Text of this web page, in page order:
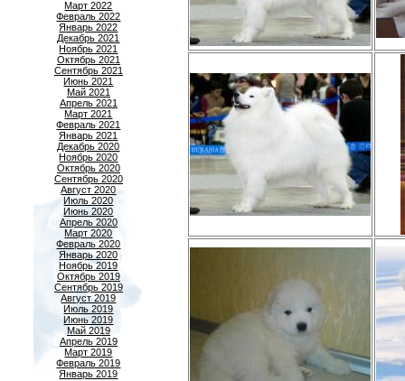
Март 2022
Февраль 2022
Январь 2022
Декабрь 2021
Ноябрь 2021
Октябрь 2021
Сентябрь 2021
Июнь 2021
Май 2021
Апрель 2021
Март 2021
Февраль 2021
Январь 2021
Декабрь 2020
Ноябрь 2020
Октябрь 2020
Сентябрь 2020
Август 2020
Июль 2020
Июнь 2020
Апрель 2020
Март 2020
Февраль 2020
Январь 2020
Ноябрь 2019
Октябрь 2019
Сентябрь 2019
Август 2019
Июль 2019
Июнь 2019
Май 2019
Апрель 2019
Март 2019
Февраль 2019
Январь 2019